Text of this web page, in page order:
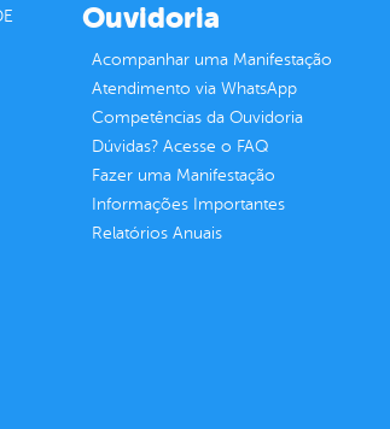
Ouvidoria
Acompanhar uma Manifestação
Atendimento via WhatsApp
Competências da Ouvidoria
Dúvidas? Acesse o FAQ
Fazer uma Manifestação
Informações Importantes
Relatórios Anuais